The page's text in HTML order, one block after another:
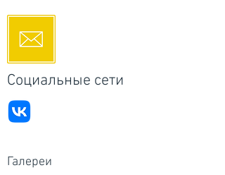
Социальные сети
Галереи